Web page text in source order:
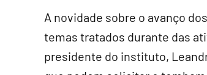
A novidade sobre o avanço
temas tratados durante das
presidente do instituto,